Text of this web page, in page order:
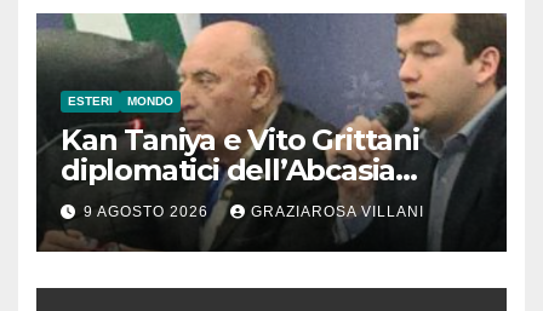
ESTERI MONDO
Kan Taniya e Vito Grittani
diplomatici dell’Abcasia
contro nota del governo
romeno. “Non si può invocare
la costruzione di ponti e allo
stesso tempo condannare
9 AGOSTO 2026 GRAZIAROSA VILLANI